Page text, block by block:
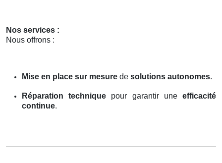
Nos services :
Nous offrons :
Mise en place sur mesure de solutions autonomes.
Réparation technique pour garantir uneefficacité
continue.